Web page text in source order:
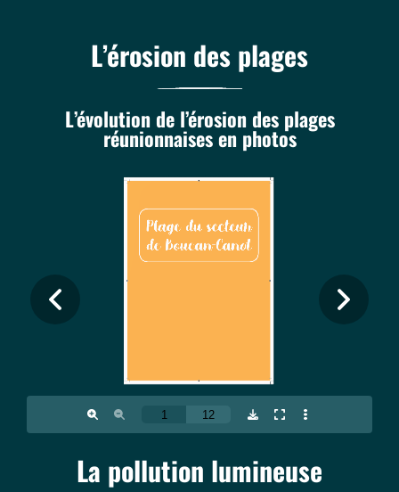
L’érosion des plages
L’évolution de l’érosion des plages
réunionnaises en photos
La pollution lumineuse